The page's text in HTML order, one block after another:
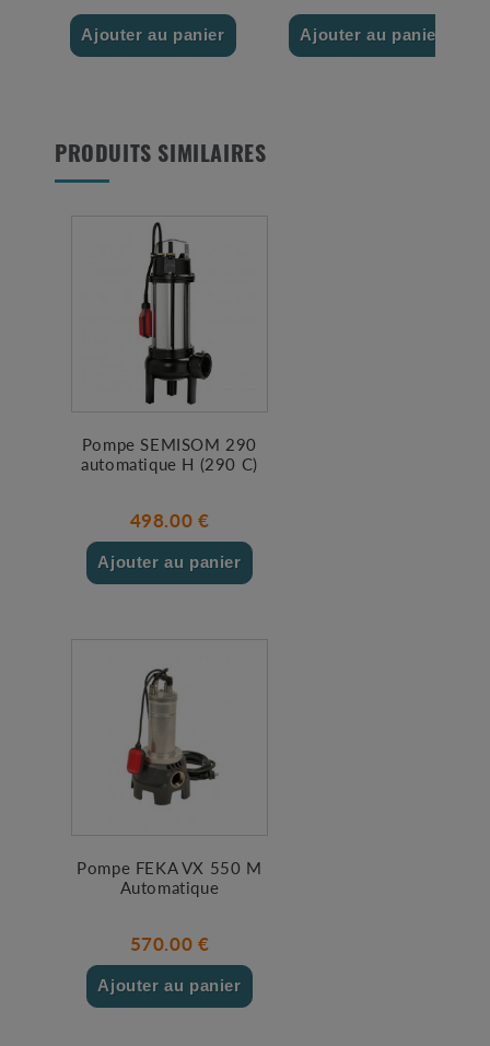
Ajouter au panier Ajouter au panier
PRODUITS SIMILAIRES
Pompe SEMISOM 290
automatique H (290 C)
498.00 €
Ajouter au panier
Pompe FEKA VX 550 M
Automatique
570.00 €
Ajouter au panier